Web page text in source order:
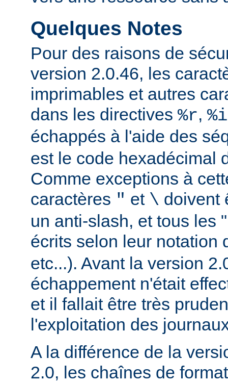
Quelques Notes
Pour des raisons de
version 2.0.46, les
imprimables et autres
dans les directives %r, %i
échappés à l'aide des
est le code hexadécimal
Comme exceptions à
caractères " et \ doivent
un anti-slash, et tous les
écrits selon leur notation
etc...). Avant la version
échappement n'était
et il fallait être très
l'exploitation des
A la différence de la
2.0, les chaînes de